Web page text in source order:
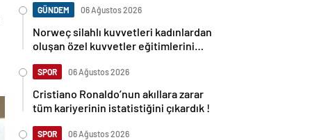
GÜNDEM 06 Ağustos 2026
Norweç silahlı kuvvetleri kadınlardan
oluşan özel kuvvetler eğitimlerini
SPOR 06 Ağustos 2026
Cristiano Ronaldo’nun akıllara zarar
tüm kariyerinin istatistiğini çıkardık !
SPOR 06 Ağustos 2026